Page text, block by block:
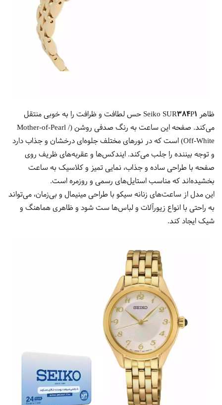
ظاهر Seiko SUR384P1 حس لطافت و ظرافت را به خوبی منتقل
می‌کند. صفحه این ساعت به رنگ صدفی روشن (Mother-of-Pearl /
Off-White) است که در نورهای مختلف جلوه‌ای درخشان و جذاب دارد
و توجه بیننده را جلب می‌کند. ایندکس‌ها و عقربه‌های ظریف روی
صفحه با طراحی ساده و جذاب، نمایی تمیز و کلاسیک به ساعت
بخشیده‌اند که مناسب استایل‌های رسمی و روزمره است.
این مدل از ساعت‌های زنانه سیکو با طراحی مینیمال و بی‌زمان، می‌تواند
به راحتی با انواع زیورآلات و لباس‌ها ست شود و ظاهری هماهنگ و
شیک ایجاد کند.